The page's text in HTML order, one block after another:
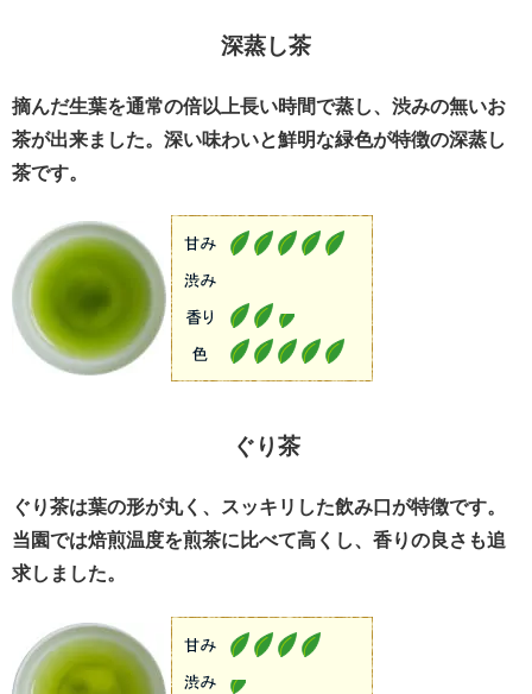
深蒸し茶
摘んだ生葉を通常の倍以上長い時間で蒸し、渋みの無いお
茶が出来ました。深い味わいと鮮明な緑色が特徴の深蒸し
茶です。
ぐり茶
ぐり茶は葉の形が丸く、スッキリした飲み口が特徴です。
当園では焙煎温度を煎茶に比べて高くし、香りの良さも追
求しました。